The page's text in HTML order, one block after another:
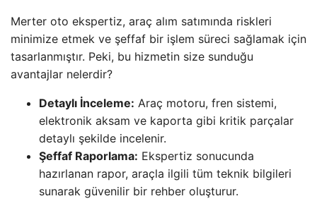
Merter oto ekspertiz, araç alım satımında riskleri
minimize etmek ve şeffaf bir işlem süreci sağlamak için
tasarlanmıştır. Peki, bu hizmetin size sunduğu
avantajlar nelerdir?
Detaylı İnceleme: Araç motoru, fren sistemi,
elektronik aksam ve kaporta gibi kritik parçalar
detaylı şekilde incelenir.
Şeffaf Raporlama: Ekspertiz sonucunda
hazırlanan rapor, araçla ilgili tüm teknik bilgileri
sunarak güvenilir bir rehber oluşturur.